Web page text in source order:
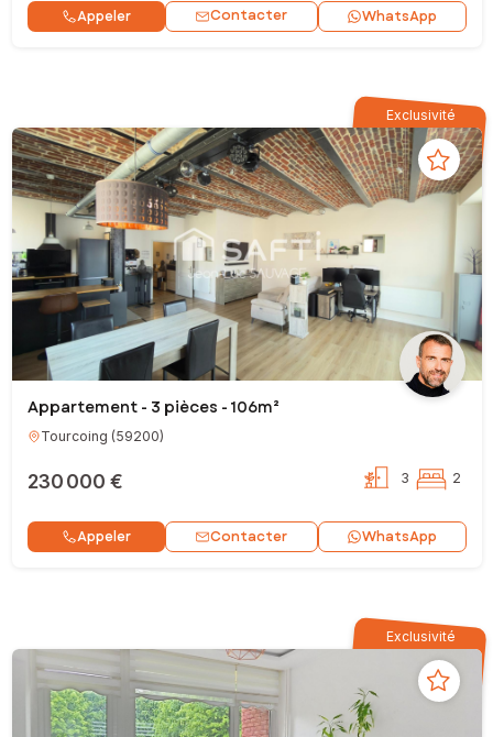
Appeler Contacter WhatsApp
Exclusivité
Appartement - 3 pièces - 106m²
Tourcoing (59200)
230 000 € 3 2
Appeler Contacter WhatsApp
Exclusivité